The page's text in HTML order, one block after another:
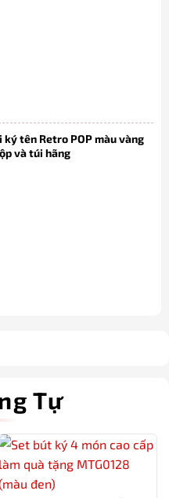
ký tên Retro POP màu vàng
và túi hãng
Tự